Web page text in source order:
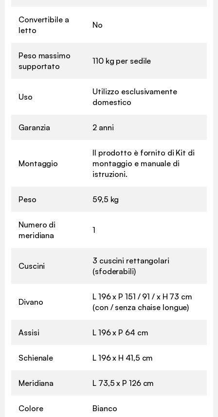
Convertibile a
letto
No
Peso massimo
supportato
110 kg per sedile
Uso
Utilizzo esclusivamente
domestico
Garanzia 2 anni
Montaggio
Il prodotto è fornito di Kit di
montaggio e manuale di
istruzioni.
Peso 59,5 kg
Numero di
meridiana
1
Cuscini
3 cuscini rettangolari
(sfoderabili)
Divano
L 196 x P 151 / 91 / x H 73 cm
(con / senza chaise longue)
Assisi L 196 x P 64 cm
Schienale L 196 x H 41,5 cm
Meridiana L 73,5 x P 126 cm
Colore Bianco